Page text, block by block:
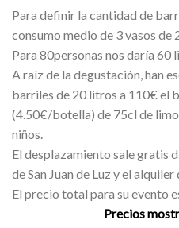
Para definir la cantidad de
consumo medio de 3 vasos de
Para 80personas nos daría 60
A raíz de la degustación, han
barriles de 20 litros a 110€ el
(4.50€/botella) de 75cl de
niños.
El desplazamiento sale gratis
de San Juan de Luz y el
El precio total para su evento
Precios